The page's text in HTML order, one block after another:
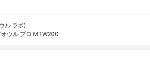
ル ラボ)
オウル プロ MTW200